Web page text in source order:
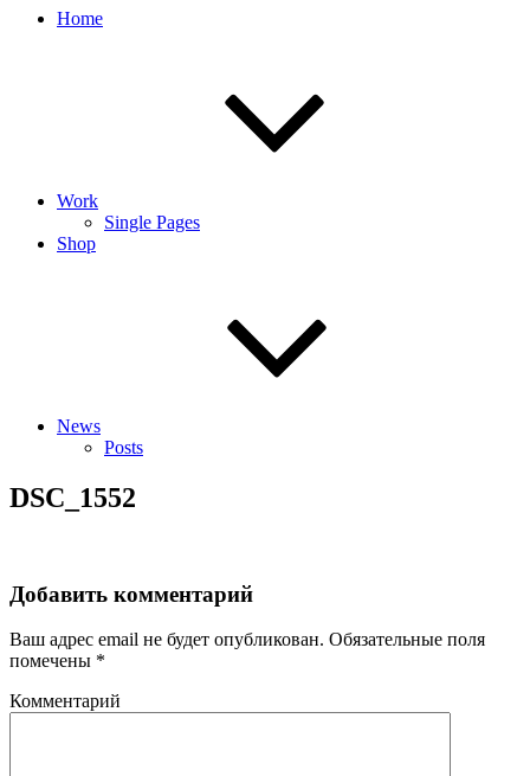
Home
Work
Single Pages
Shop
News
Posts
DSC_1552
Добавить комментарий
Ваш адрес email не будет опубликован. Обязательные поля
помечены *
Комментарий